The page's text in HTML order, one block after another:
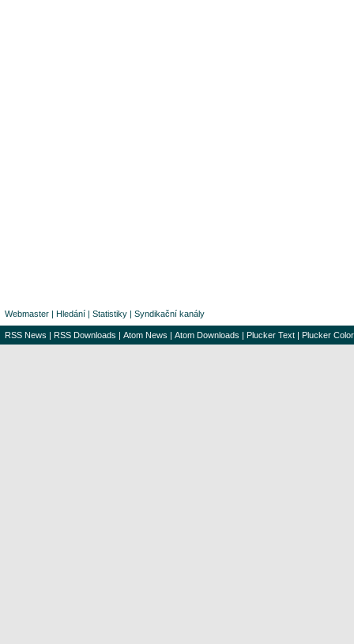
Webmaster | Hledání | Statistiky | Syndikační kanály
RSS News | RSS Downloads | Atom News | Atom Downloads | Plucker Text | Plucker Color